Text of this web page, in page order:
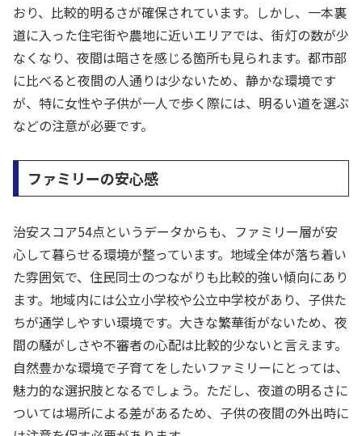
おり、比較的明るさが確保されています。しかし、一本裏
道に入った住宅街や農地に近いエリアでは、街灯の数が少
なくなり、夜間は暗さを感じる箇所も見られます。都市部
に比べると夜間の人通りは少ないため、静かな環境です
が、特に女性や子供が一人で歩く際には、明るい道を選ぶ
などの注意が必要です。
ファミリーの安心感
治安スコア54点というデータからも、ファミリー層が安
心して暮らせる環境が整っています。地域全体が落ち着い
た雰囲気で、住民同士のつながりも比較的強い傾向にあり
ます。地域内には公立小学校や公立中学校があり、子供た
ちが通学しやすい環境です。大きな繁華街がないため、夜
間の騒がしさや不審者の心配は比較的少ないと言えます。
自然豊かな環境で子育てをしたいファミリーにとっては、
魅力的な選択肢となるでしょう。ただし、夜道の明るさに
ついては場所による差があるため、子供の夜間の外出時に